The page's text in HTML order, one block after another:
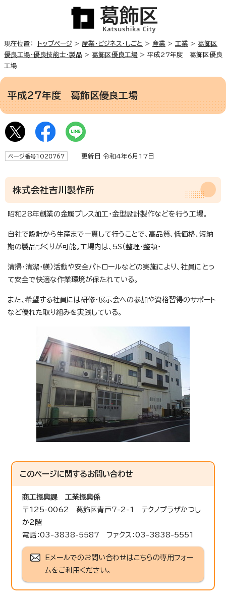
現在位置： トップページ > 産業・ビジネス・しごと > 産業 > 工業 > 葛飾区
優良工場・優良技能士・製品 > 葛飾区優良工場 > 平成27年度 葛飾区優良
工場
平成27年度 葛飾区優良工場
ページ番号1028767 更新日 令和4年6月17日
株式会社吉川製作所
昭和28年創業の金属プレス加工・金型設計製作などを行う工場。
自社で設計から生産まで一貫して行うことで、高品質、低価格、短納
期の製品づくりが可能。工場内は、5S（整理・整頓・
清掃・清潔・躾）活動や安全パトロールなどの実施により、社員にとっ
て安全で快適な作業環境が保たれている。
また、希望する社員には研修・展示会への参加や資格習得のサポート
など優れた取り組みを実践している。
このページに関するお問い合わせ
商工振興課
工業振興係
〒125-0062 葛飾区青戸7-2-1 テクノプラザかつし
か2階
電話：03-3838-5587 ファクス：03-3838-5551
Eメールでのお問い合わせはこちらの専用フォー
ムをご利用ください。